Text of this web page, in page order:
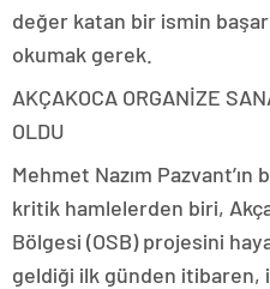
değer katan bir ismin
okumak gerek.
AKÇAKOCA ORGANİZE
OLDU
Mehmet Nazım
kritik hamlelerden biri,
Bölgesi (OSB) projesini
geldiği ilk günden itibaren,